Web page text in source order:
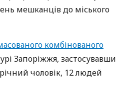
мешканців до міського
комбінованого
Запоріжжя, застосувавши
чоловік, 12 людей